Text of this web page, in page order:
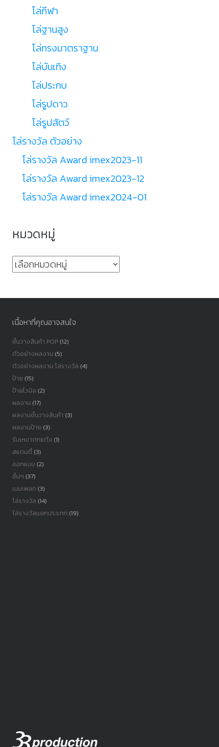
โล่กีฬา
โล่ฐานสูง
โล่ทรงมาตราฐาน
โล่บันเทิง
โล่ประกบ
โล่รูปดาว
โล่รูปสัตว์
โล่รางวัล ตัวอย่าง
โล่รางวัล Award imex2023-11
โล่รางวัล Award imex2023-12
โล่รางวัล Award imex2024-01
หมวดหมู่
หมวด
เนื้อหาที่คุณอาจสนใจ
ชั้นวางสินค้า POP(12)
ตัวอย่างผลงาน (5)
ตัวอย่างผลงาน โล่รางวัล (4)
ป้าย (15)
ป้ายไวนิล (2)
ผลงาน (17)
ผลงานชั้นวางสินค้า (3)
ผลงานป้าย (3)
รับเหมาตกแต้ง (1)
สแตนดี้(3)
ออกแบบ (2)
อื่นๆ (37)
เนมเพลท (3)
โล่รางวัล (14)
โล่รางวัลเเยกประเภท (19)